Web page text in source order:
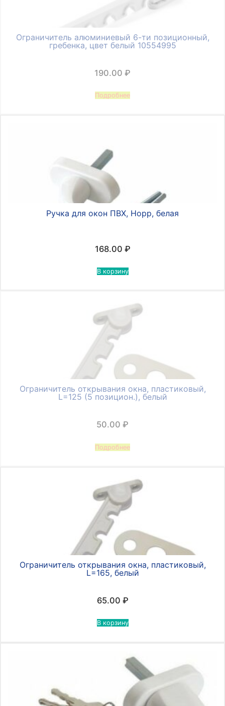
Ограничитель алюминиевый 6-ти позиционный,
гребенка, цвет белый 10554995
190.00 ₽
Подробнее
Ручка для окон ПВХ, Норр, белая
168.00 ₽
В корзину
Ограничитель открывания окна, пластиковый,
L=125 (5 позицион.), белый
50.00 ₽
Подробнее
Ограничитель открывания окна, пластиковый,
L=165, белый
65.00 ₽
В корзину